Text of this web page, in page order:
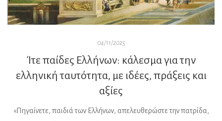
04/11/2025
Ίτε παίδες Ελλήνων: κάλεσμα για την
ελληνική ταυτότητα, με ιδέες, πράξεις και
αξίες
«Πηγαίνετε, παιδιά των Ελλήνων, απελευθερώστε την πατρίδα,